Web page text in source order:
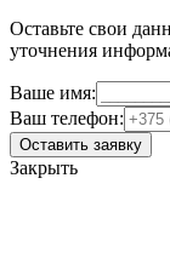
Оставьте свои
уточнения
Ваше имя:
Ваш телефон:
Оставить заявку
Закрыть